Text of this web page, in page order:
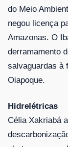
do Meio
negou licença
Amazonas. O
derramamento
salvaguardas à
Oiapoque.
Hidrelétricas
Célia Xakriabá